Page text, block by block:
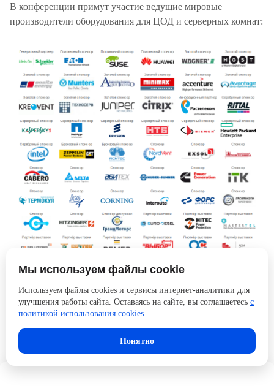
В конференции примут участие ведущие мировые
производители оборудования для ЦОД и серверных комнат:
Мы используем файлы cookie
Используем файлы cookies и сервисы интернет-аналитики для
улучшения работы сайта. Оставаясь на сайте, вы соглашаетесь с
политикой использования cookies.
Понятно